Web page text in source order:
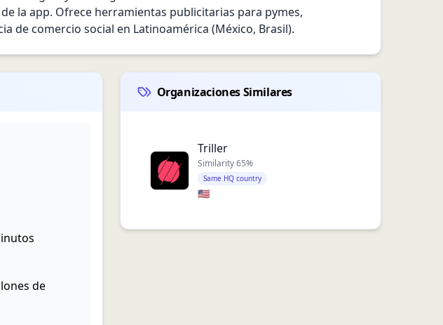
la app. Ofrece herramientas publicitarias para pymes,
de comercio social en Latinoamérica (México, Brasil).
de
Organizaciones Similares
Triller
Similarity65%
Same HQ country
🇺🇸